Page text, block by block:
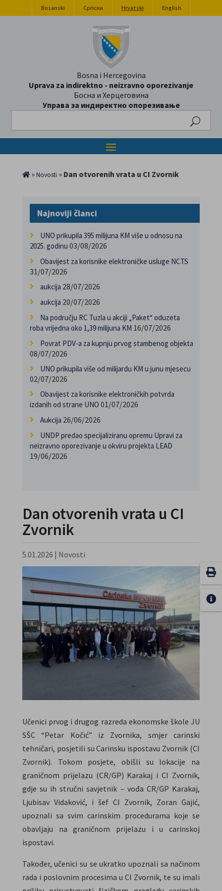
Bosanski Српски Hrvatski English
Bosna i Hercegovina
Uprava za indirektno - neizravno oporezivanje
Босна и Херцеговина
Управа за индиректно опорезивање
»Novosti » Dan otvorenih vrata u CI Zvornik
Najnoviji članci
UNO prikupila 395 milijuna KM više u odnosu na
2025. godinu 03/08/2026
Obavijest za korisnike elektroničke usluge NCTS
31/07/2026
aukcija 28/07/2026
aukcija 20/07/2026
Na području RC Tuzla u akciji „Paket“ oduzeta
roba vrijedna oko 1,39 milijuna KM 16/07/2026
Povrat PDV-a za kupnju prvog stambenog objekta
08/07/2026
UNO prikupila više od milijardu KM u junu mjesecu
02/07/2026
Obavijest za korisnike elektroničkih potvrda
izdanih od strane UNO 01/07/2026
Aukcija 26/06/2026
UNDP predao specijaliziranu opremu Upravi za
neizravno oporezivanje u okviru projekta LEAD
19/06/2026
Dan otvorenih vrata u CI
Zvornik
5.01.2026 | Novosti
Učenici prvog i drugog razreda ekonomske škole JU
SŠC “Petar Kočić” iz Zvornika, smjer carinski
tehničari, posjetili su Carinsku ispostavu Zvornik (CI
Zvornik). Tokom posjete, obišli su lokacije na
graničnom prijelazu (CR/GP) Karakaj i CI Zvornik,
gdje su ih stručni savjetnik – vođa CR/GP Karakaj,
Ljubisav Vidaković, i šef CI Zvornik, Zoran Gajić,
upoznali sa svim carinskim procedurama koje se
obavljaju na graničnom prijelazu i u carinskoj
ispostavi.
Također, učenici su se ukratko upoznali sa načinom
rada i poslovnim procesima u CI Zvornik, te su imali